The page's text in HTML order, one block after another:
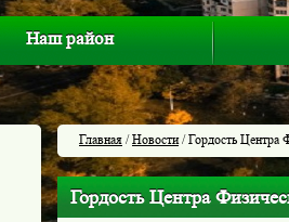
Наш район
Главная /Новости/ Гордость Центра
Гордость Центра